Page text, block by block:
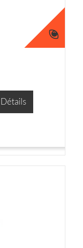
Détails